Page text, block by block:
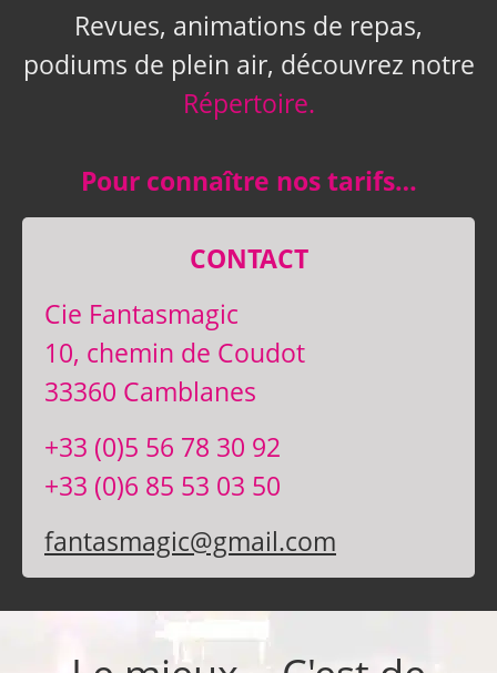
Revues, animations de repas,
podiums de plein air, découvrez notre
Répertoire.
Pour connaître nos tarifs…
CONTACT
Cie Fantasmagic
10, chemin de Coudot
33360 Camblanes
+33 (0)5 56 78 30 92
+33 (0)6 85 53 03 50
fantasmagic@gmail.com